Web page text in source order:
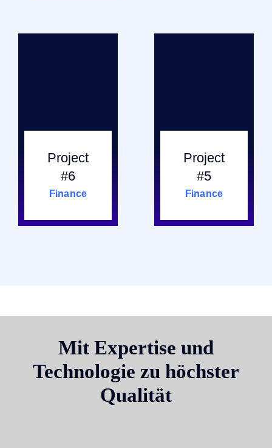
Project
#6
Finance
Project
#5
Finance
Mit Expertise und
Technologie zu höchster
Qualität